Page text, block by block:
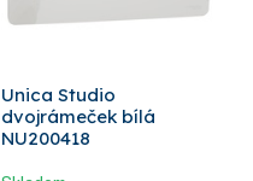
Unica Studio
dvojrámeček bílá
NU200418